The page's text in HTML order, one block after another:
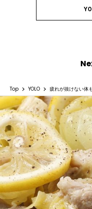
Top YOLO 疲れが抜けない体